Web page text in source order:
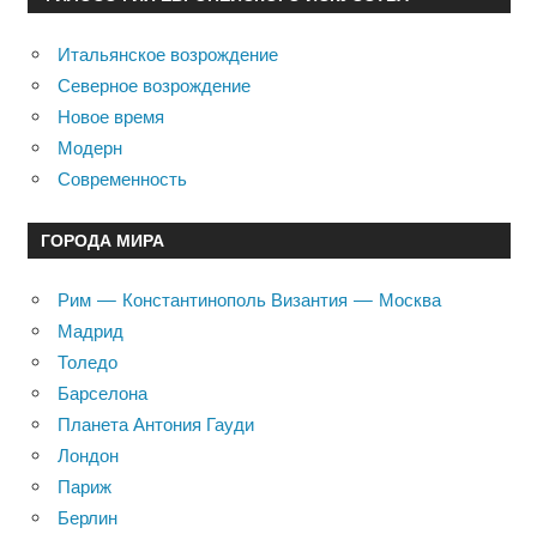
Итальянское возрождение
Северное возрождение
Новое время
Модерн
Современность
ГОРОДА МИРА
Рим — Константинополь Византия — Москва
Мадрид
Толедо
Барселона
Планета Антония Гауди
Лондон
Париж
Берлин